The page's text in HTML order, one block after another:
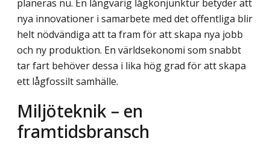
planeras nu. En långvarig lågkonjunktur betyder att
nya innovationer i samarbete med det offentliga blir
helt nödvändiga att ta fram för att skapa nya jobb
och ny produktion. En världsekonomi som snabbt
tar fart behöver dessa i lika hög grad för att skapa
ett lågfossilt samhälle.
Miljöteknik – en
framtidsbransch